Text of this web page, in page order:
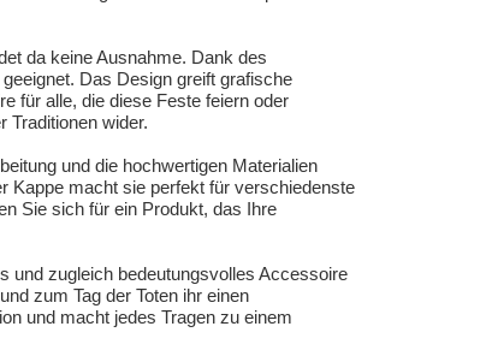
da keine Ausnahme. Dank des
Das Design greift grafische
für alle, die diese Feste feiern oder
Traditionen wider.
und die hochwertigen Materialien
Kappe macht sie perfekt für verschiedenste
Sie sich für ein Produkt, das Ihre
und zugleich bedeutungsvolles Accessoire
zum Tag der Toten ihr einen
und macht jedes Tragen zu einem